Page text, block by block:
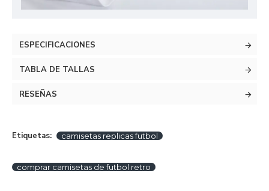
ESPECIFICACIONES
TABLA DE TALLAS
RESEÑAS
Etiquetas: camisetas replicas futbol
comprar camisetas de futbol retro